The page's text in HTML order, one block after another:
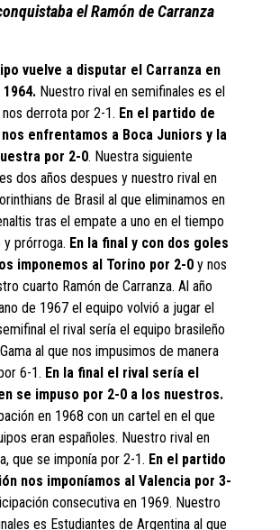
el Ramón de Carranza
vuelve a disputar el Carranza en
Nuestro rival en semifinales es el
derrota por 2-1. En el partido de
enfrentamos a Boca Juniors y la
por 2-0. Nuestra siguiente
dos años despues y nuestro rival en
de Brasil al que eliminamos en
tras el empate a uno en el tiempo
y prórroga. En la final y con dos goles
imponemos al Torino por 2-0y nos
cuarto Ramón de Carranza. Al año
de 1967 el equipo volvió a jugar el
el rival sería el equipo brasileño
al que nos impusimos de manera
6-1. En la final el rival sería el
se impuso por 2-0 a los nuestros.
en 1968 con un cartel en el que
eran españoles. Nuestro rival en
que se imponía por 2-1. En el partido
nos imponíamos al Valencia por 3-
consecutiva en 1969. Nuestro
es Estudiantes de Argentina al que